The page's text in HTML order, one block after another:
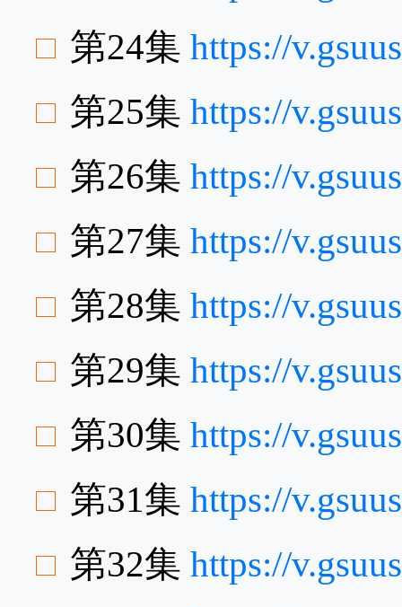
第24集 https://
第25集 https://
第26集 https://
第27集 https://
第28集 https://
第29集 https://
第30集 https://
第31集 https://
第32集 https://